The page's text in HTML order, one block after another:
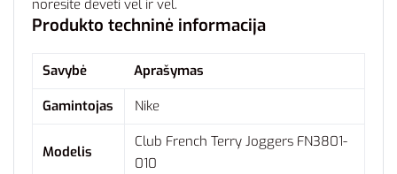
norėsite dėvėti vėl ir vėl.
Produkto techninė informacija
Savybė
Aprašymas
Gamintojas
Nike
Modelis
Club French Terry Joggers FN3801-
010